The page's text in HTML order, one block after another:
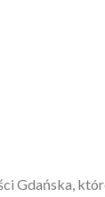
Gdańska,